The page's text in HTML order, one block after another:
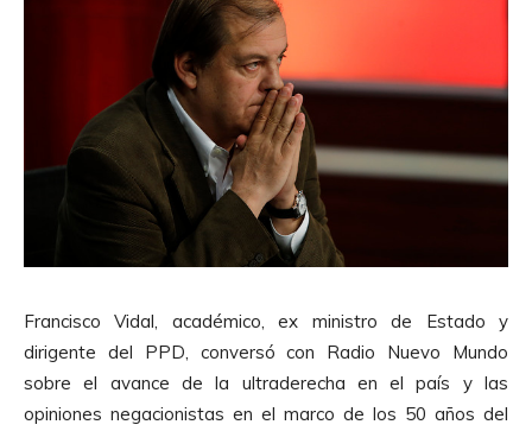
Francisco Vidal, académico, ex ministro de Estado y
dirigente del PPD, conversó con Radio Nuevo Mundo
sobre el avance de la ultraderecha en el país y las
opiniones negacionistas en el marco de los 50 años del